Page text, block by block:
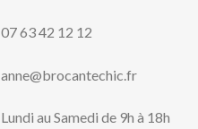
07 63 42 12 12
anne@brocantechic.fr
Lundi au Samedi de 9h à 18h